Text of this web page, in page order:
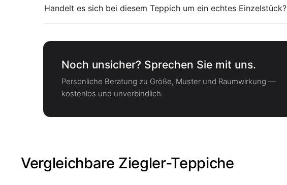
Handelt es sich bei diesem Teppich um ein echtes Einzelstück?
Noch unsicher? Sprechen Sie mit uns.
Persönliche Beratung zu Größe, Muster und Raumwirkung —
kostenlos und unverbindlich.
Vergleichbare Ziegler-Teppiche